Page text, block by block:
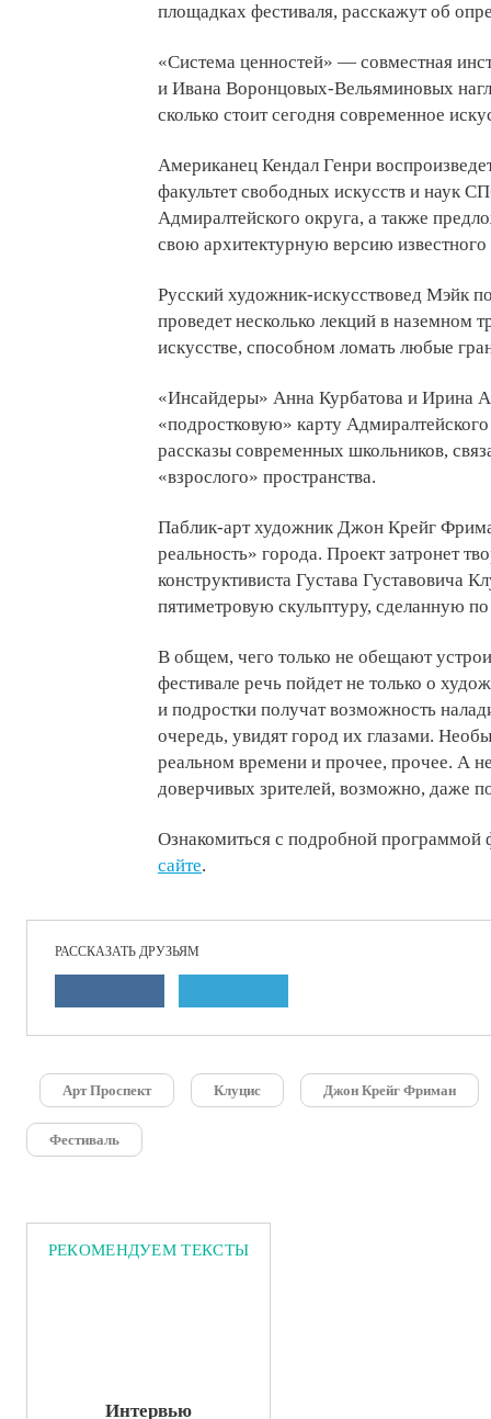
площадках фестиваля, расскажут об
«Система ценностей» — совместная
и Ивана Воронцовых-Вельяминовых
сколько стоит сегодня современное
Американец Кендал Генри
факультет свободных искусств и наук
Адмиралтейского округа, а также
свою архитектурную версию известного
Русский художник-искусствовед Мэйк
проведет несколько лекций в наземном
искусстве, способном ломать любые
«Инсайдеры» Анна Курбатова и Ирина
«подростковую» карту
рассказы современных школьников,
«взрослого» пространства.
Паблик-арт художник Джон Крейг
реальность» города. Проект затронет
конструктивиста Густава Густавовича
пятиметровую скульптуру, сделанную
В общем, чего только не обещают
фестивале речь пойдет не только о
и подростки получат возможность
очередь, увидят город их глазами.
реальном времени и прочее, прочее. А
доверчивых зрителей, возможно, даже
Ознакомиться с подробной
сайте.
РАССКАЗАТЬ ДРУЗЬЯМ
Арт Проспект Клуцис Джон Крейг Фриман
Фестиваль
РЕКОМЕНДУЕМ ТЕКСТЫ
Интервью